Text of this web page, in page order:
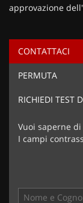
Ho letto e
Acconsento
approvazione
CONTATTACI
PERMUTA
RICHIEDI TEST
Vuoi saperne
I campi